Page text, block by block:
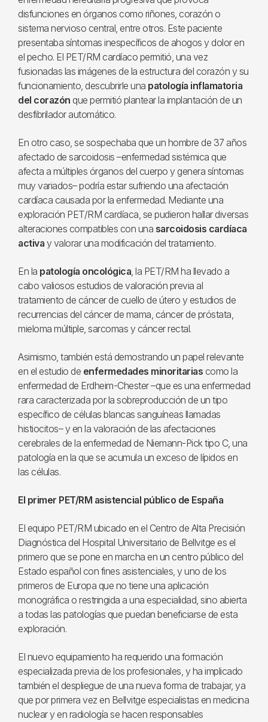
disfunciones en órganos como riñones, corazón o
sistema nervioso central, entre otros. Este paciente
presentaba síntomas inespecíficos de ahogos y dolor en
el pecho. El PET/RM cardíaco permitió, una vez
fusionadas las imágenes de la estructura del corazón y su
funcionamiento, descubrirle una patología inflamatoria
del corazón que permitió plantear la implantación de un
desfibrilador automático.
En otro caso, se sospechaba que un hombre de 37 años
afectado de sarcoidosis –enfermedad sistémica que
afecta a múltiples órganos del cuerpo y genera síntomas
muy variados– podría estar sufriendo una afectación
cardíaca causada por la enfermedad. Mediante una
exploración PET/RM cardíaca, se pudieron hallar diversas
alteraciones compatibles con una sarcoidosis cardíaca
activa y valorar una modificación del tratamiento.
En la patología oncológica, la PET/RM ha llevado a
cabo valiosos estudios de valoración previa al
tratamiento de cáncer de cuello de útero y estudios de
recurrencias del cáncer de mama, cáncer de próstata,
mieloma múltiple, sarcomas y cáncer rectal.
Asimismo, también está demostrando un papel relevante
en el estudio de enfermedades minoritarias como la
enfermedad de Erdheim-Chester –que es una enfermedad
rara caracterizada por la sobreproducción de un tipo
específico de células blancas sanguíneas llamadas
histiocitos– y en la valoración de las afectaciones
cerebrales de la enfermedad de Niemann-Pick tipo C, una
patología en la que se acumula un exceso de lípidos en
las células.
El primer PET/RM asistencial público de España
El equipo PET/RM ubicado en el Centro de Alta Precisión
Diagnóstica del Hospital Universitario de Bellvitge es el
primero que se pone en marcha en un centro público del
Estado español con fines asistenciales, y uno de los
primeros de Europa que no tiene una aplicación
monográfica o restringida a una especialidad, sino abierta
a todas las patologías que puedan beneficiarse de esta
exploración.
El nuevo equipamiento ha requerido una formación
especializada previa de los profesionales, y ha implicado
también el despliegue de una nueva forma de trabajar, ya
que por primera vez en Bellvitge especialistas en medicina
nuclear y en radiología se hacen responsables